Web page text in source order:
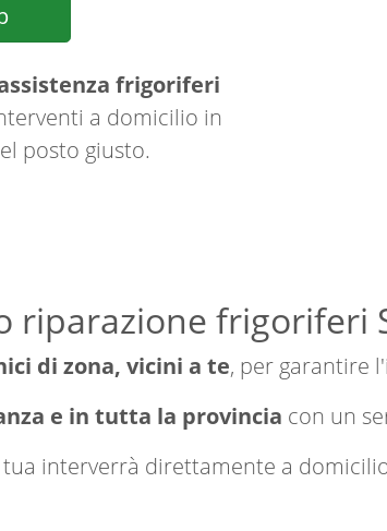
frigoriferi
a domicilio in
posto giusto.
riparazione frigoriferi
di zona, vicini a te, per garantire
e in tutta la provincia con un
interverrà direttamente a